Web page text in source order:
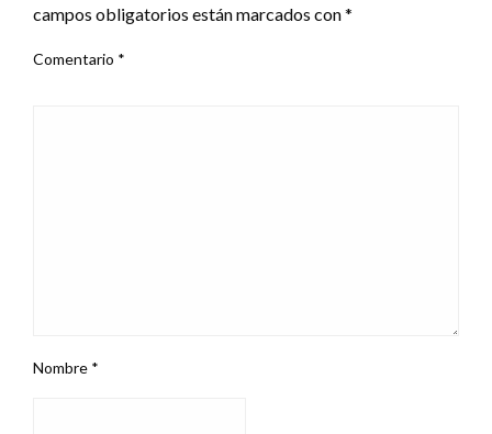
campos obligatorios están marcados con*
Comentario *
Nombre *